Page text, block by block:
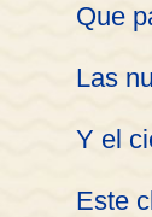
Que
Las
Y el
Este